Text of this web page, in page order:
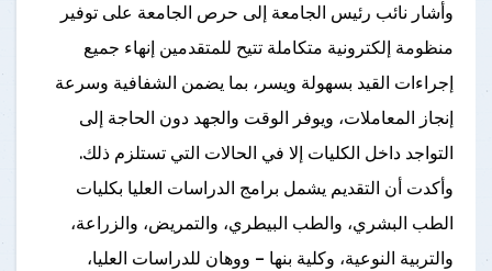
وأشار نائب رئيس الجامعة إلى حرص الجامعة على توفير
منظومة إلكترونية متكاملة تتيح للمتقدمين إنهاء جميع
إجراءات القيد بسهولة ويسر، بما يضمن الشفافية وسرعة
إنجاز المعاملات، ويوفر الوقت والجهد دون الحاجة إلى
التواجد داخل الكليات إلا في الحالات التي تستلزم ذلك.
وأكدت أن التقديم يشمل برامج الدراسات العليا بكليات
الطب البشري، والطب البيطري، والتمريض، والزراعة،
والتربية النوعية، وكلية بنها – ووهان للدراسات العليا،